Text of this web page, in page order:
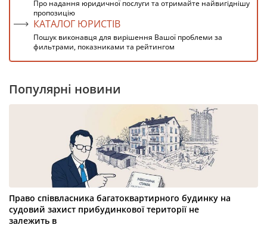
Про надання юридичної послуги та отримайте найвигіднішу
пропозицію
КАТАЛОГ ЮРИСТІВ
Пошук виконавця для вирішення Вашої проблеми за
фильтрами, показниками та рейтингом
Популярні новини
Право співвласника багатоквартирного будинку на
судовий захист прибудинкової території не
залежить в